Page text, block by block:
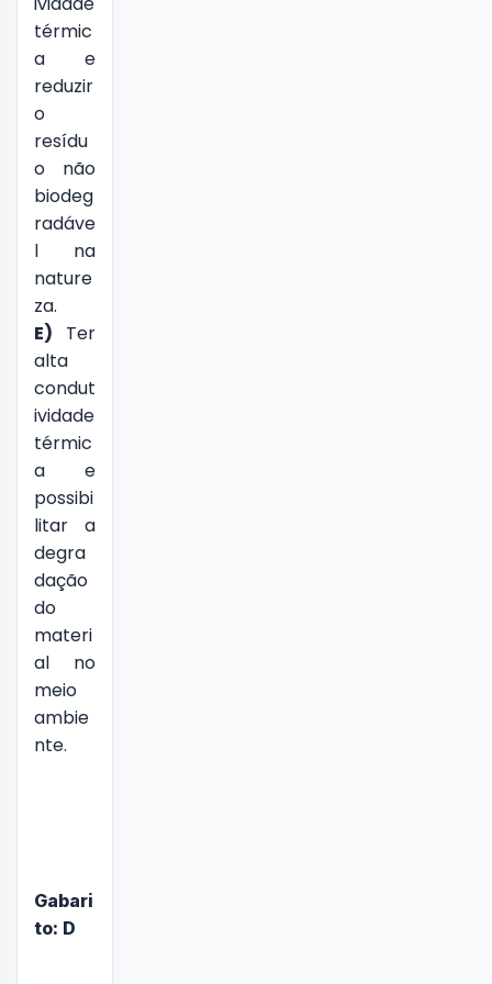
térmic
a e
reduzir
o
resídu
o não
biodeg
radáve
l na
nature
za.
E) Ter
alta
condut
ividade
térmic
a e
possibi
litar a
degra
dação
do
materi
al no
meio
ambie
nte.
Gabari
to: D